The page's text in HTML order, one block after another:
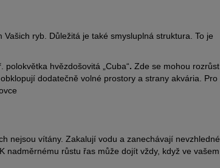
ryb. Důležitá je také smysluplná struktura. To je
hvězdošovitá „Cuba“. Zde se mohou rozrůst
dodatečně volné prostory a strany akvária. Pro
nejsou vítány. Zakalují vodu a zanechávají nevzhledné
nadměrnému růstu řas může dojít vždy, když ve vašem